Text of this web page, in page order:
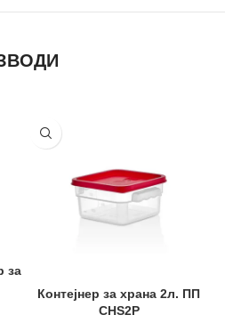
за
Контејнер за храна 2л. ПП
CHS2P